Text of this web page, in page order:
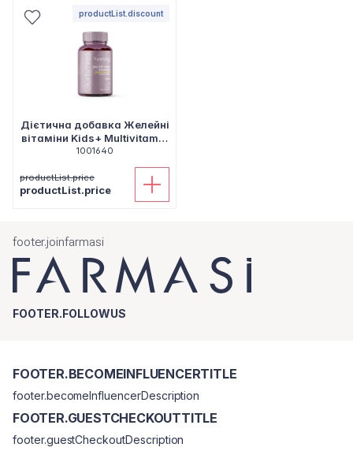
productList.discount
Дієтична добавка Желейні
вітаміни Kids+ Multivitamin
Complex Nutriplus, 60 шт
1001640
productList.price
productList.price
footer.joinfarmasi
FOOTER.FOLLOWUS
FOOTER.BECOMEINFLUENCERTITLE
footer.becomeInfluencerDescription
FOOTER.GUESTCHECKOUTTITLE
footer.guestCheckoutDescription